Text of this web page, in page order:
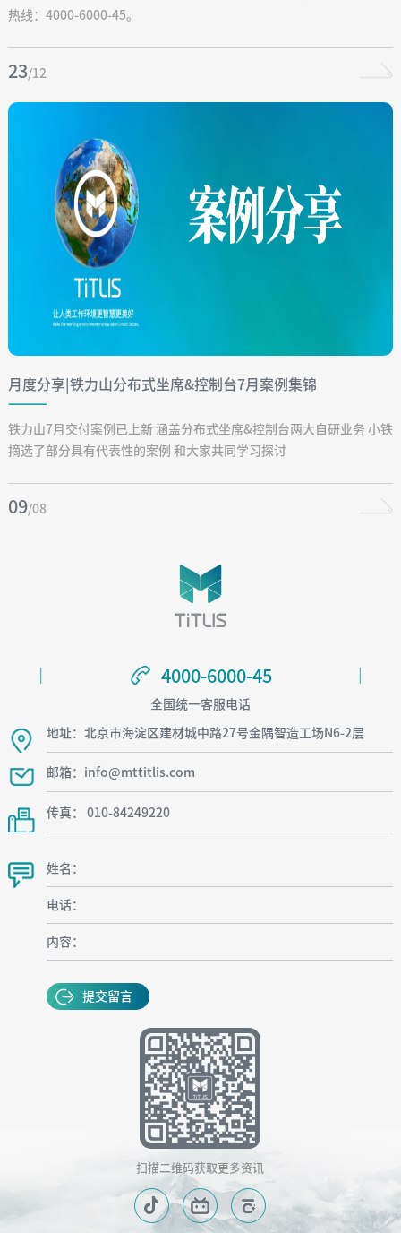
热线：4000-6000-45。
23/12
月度分享|铁力山分布式坐席&控制台7月案例集锦
铁力山7月交付案例已上新 涵盖分布式坐席&控制台两大自研业务 小铁
摘选了部分具有代表性的案例 和大家共同学习探讨
09/08
4000-6000-45
4000-6000-45
全国统一客服电话
地址：北京市海淀区建材城中路27号金隅智造工场N6-2层
邮箱：info@mttitlis.com
传真： 010-84249220
姓名：
电话：
内容：
提交留言
扫描二维码获取更多资讯